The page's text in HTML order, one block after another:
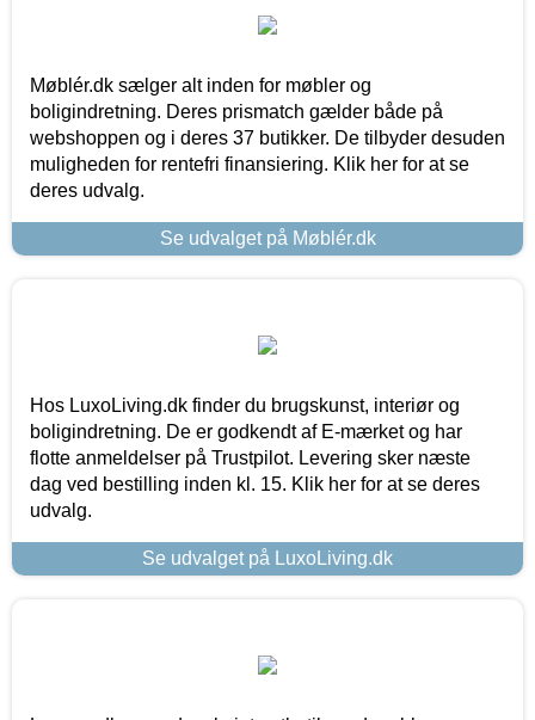
Møblér.dk sælger alt inden for møbler og
boligindretning. Deres prismatch gælder både på
webshoppen og i deres 37 butikker. De tilbyder desuden
muligheden for rentefri finansiering. Klik her for at se
deres udvalg.
Se udvalget på Møblér.dk
Hos LuxoLiving.dk finder du brugskunst, interiør og
boligindretning. De er godkendt af E-mærket og har
flotte anmeldelser på Trustpilot. Levering sker næste
dag ved bestilling inden kl. 15. Klik her for at se deres
udvalg.
Se udvalget på LuxoLiving.dk